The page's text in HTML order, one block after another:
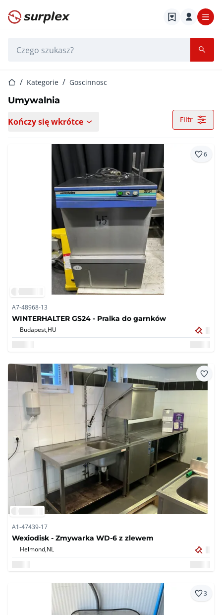
Strona główna
Strona główna
Kategorie Goscinnosc
Umywalnia
Kończy się wkrótce Filtr
6
A7-48968-13
WINTERHALTER GS24 - Pralka do garnków
Budapest,HU
A1-47439-17
Wexiodisk - Zmywarka WD-6 z zlewem
Helmond,NL
3